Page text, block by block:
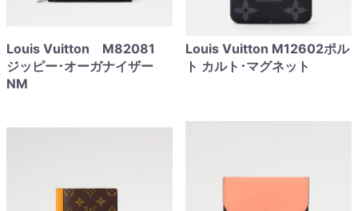
Louis Vuitton M82081
ジッピー･オーガナイザー
NM
Louis Vuitton M12602ポル
ト カルト･マグネット